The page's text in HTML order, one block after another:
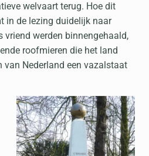
welvaart terug. Hoe dit
in de lezing duidelijk naar
vriend werden binnengehaald,
roofmieren die het land
van Nederland een vazalstaat